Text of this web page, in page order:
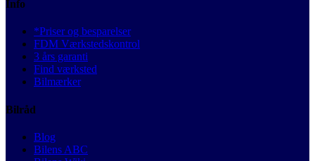
Info
*Priser og besparelser
FDM Værkstedskontrol
3 års garanti
Find værksted
Bilmærker
Bilråd
Blog
Bilens ABC